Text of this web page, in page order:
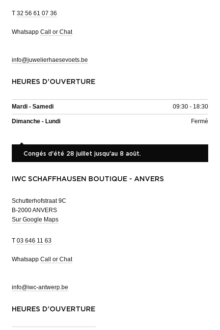
T 32 56 61 07 36
Whatsapp Call or Chat
info@juwelierhaesevoets.be
HEURES D'OUVERTURE
Mardi - Samedi 09:30 - 18:30
Dimanche - Lundi Fermé
Congés d'été 28 juillet jusqu'au 8 août.
IWC SCHAFFHAUSEN BOUTIQUE - ANVERS
Schutterhofstraat 9C
B-2000 ANVERS
Sur Google Maps
T 03 646 11 63
Whatsapp Call or Chat
info@iwc-antwerp.be
HEURES D'OUVERTURE